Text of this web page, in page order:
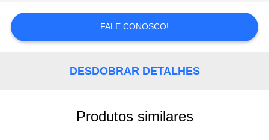
NOS
NOTÍCIA
FALE CONOSCO!
DESDOBRAR DETALHES
Produtos similares